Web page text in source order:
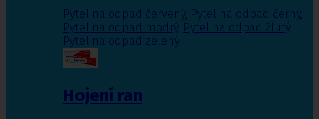
Pytel na odpad červený, Pytel na odpad černý,
Pytel na odpad modrý, Pytel na odpad žlutý,
Pytel na odpad zelený
Hojení ran